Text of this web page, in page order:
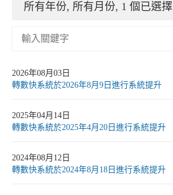
所有年份, 所有月份, 1 個已選擇
2026年08月03日
轉數快系統於2026年8月9日進行系統提升
2025年04月14日
轉數快系統於2025年4月20日進行系統提升
2024年08月12日
轉數快系統於2024年8月18日進行系統提升